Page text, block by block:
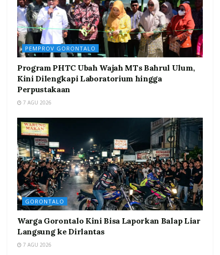
PEMPROV GORONTALO
Program PHTC Ubah Wajah MTs Bahrul Ulum,
Kini Dilengkapi Laboratorium hingga
Perpustakaan
7 AGU 2026
GORONTALO
Warga Gorontalo Kini Bisa Laporkan Balap Liar
Langsung ke Dirlantas
7 AGU 2026